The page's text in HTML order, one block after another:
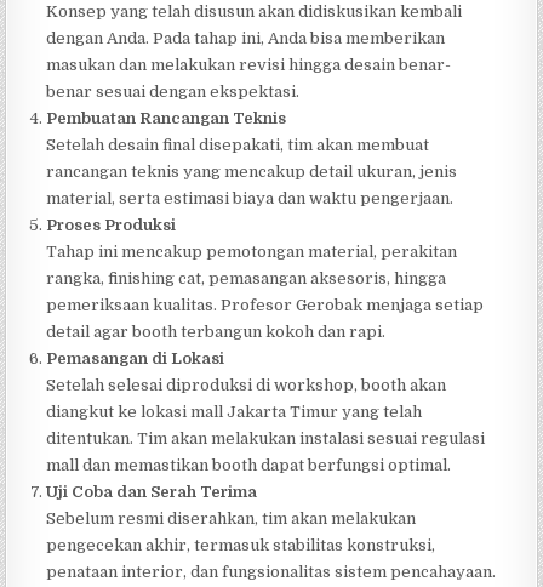
Konsep yang telah disusun akan didiskusikan kembali
dengan Anda. Pada tahap ini, Anda bisa memberikan
masukan dan melakukan revisi hingga desain benar-
benar sesuai dengan ekspektasi.
Pembuatan Rancangan Teknis
Setelah desain final disepakati, tim akan membuat
rancangan teknis yang mencakup detail ukuran, jenis
material, serta estimasi biaya dan waktu pengerjaan.
Proses Produksi
Tahap ini mencakup pemotongan material, perakitan
rangka, finishing cat, pemasangan aksesoris, hingga
pemeriksaan kualitas. Profesor Gerobak menjaga setiap
detail agar booth terbangun kokoh dan rapi.
Pemasangan di Lokasi
Setelah selesai diproduksi di workshop, booth akan
diangkut ke lokasi mall Jakarta Timur yang telah
ditentukan. Tim akan melakukan instalasi sesuai regulasi
mall dan memastikan booth dapat berfungsi optimal.
Uji Coba dan Serah Terima
Sebelum resmi diserahkan, tim akan melakukan
pengecekan akhir, termasuk stabilitas konstruksi,
penataan interior, dan fungsionalitas sistem pencahayaan.